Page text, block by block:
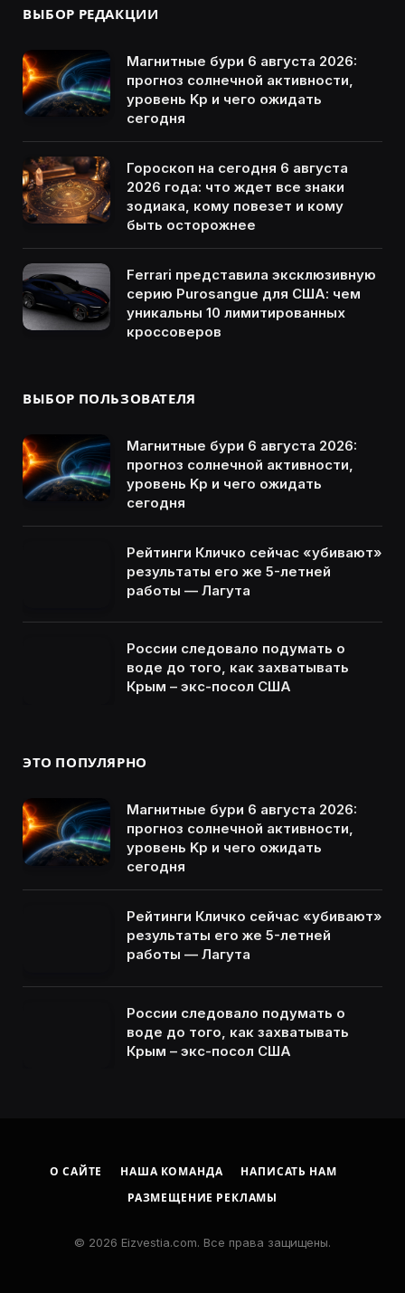
ВЫБОР РЕДАКЦИИ
Магнитные бури 6 августа 2026:
прогноз солнечной активности,
уровень Kp и чего ожидать
сегодня
Гороскоп на сегодня 6 августа
2026 года: что ждет все знаки
зодиака, кому повезет и кому
быть осторожнее
Ferrari представила эксклюзивную
серию Purosangue для США: чем
уникальны 10 лимитированных
кроссоверов
ВЫБОР ПОЛЬЗОВАТЕЛЯ
Магнитные бури 6 августа 2026:
прогноз солнечной активности,
уровень Kp и чего ожидать
сегодня
Рейтинги Кличко сейчас «убивают»
результаты его же 5-летней
работы — Лагута
России следовало подумать о
воде до того, как захватывать
Крым – экс-посол США
ЭТО ПОПУЛЯРНО
Магнитные бури 6 августа 2026:
прогноз солнечной активности,
уровень Kp и чего ожидать
сегодня
Рейтинги Кличко сейчас «убивают»
результаты его же 5-летней
работы — Лагута
России следовало подумать о
воде до того, как захватывать
Крым – экс-посол США
О САЙТЕ НАША КОМАНДА
НАПИСАТЬ НАМ
РАЗМЕЩЕНИЕ РЕКЛАМЫ
© 2026 Eizvestia.com. Все права защищены.